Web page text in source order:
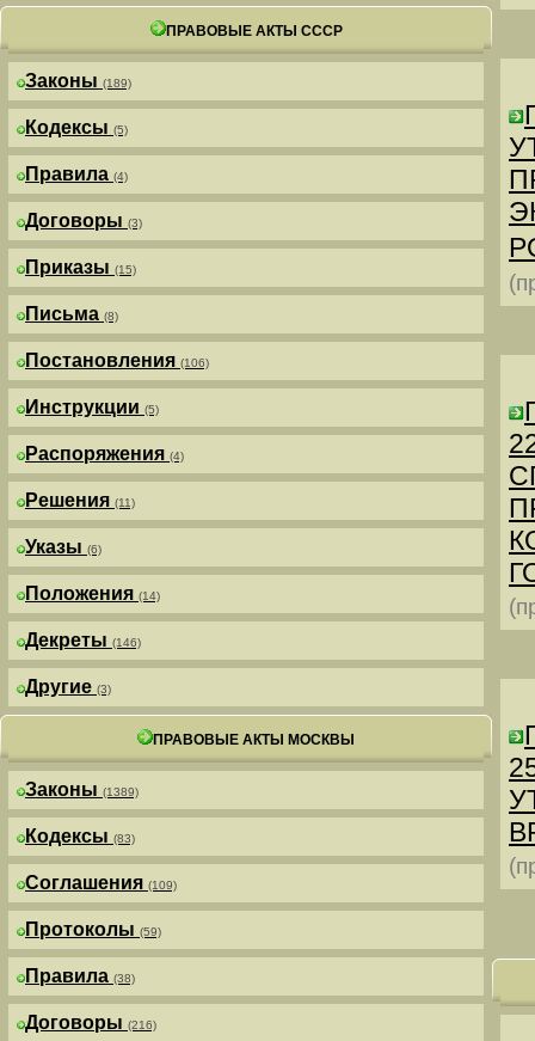
ПРАВОВЫЕ АКТЫ СССР
Законы (189)
Кодексы (5)
Правила (4)
Договоры (3)
Приказы (15)
Письма (8)
Постановления (106)
Инструкции (5)
Распоряжения (4)
Решения (11)
Указы (6)
Положения (14)
Декреты (146)
Другие (3)
ПРАВОВЫЕ АКТЫ МОСКВЫ
Законы (1389)
Кодексы (83)
Соглашения (109)
Протоколы (59)
Правила (38)
Договоры (216)